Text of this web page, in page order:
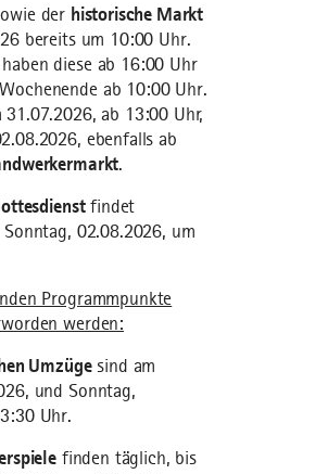
der historische Markt
bereits um 10:00 Uhr.
diese ab 16:00 Uhr
ab 10:00 Uhr.
ab 13:00 Uhr,
ebenfalls ab
.
findet
02.08.2026, um
Programmpunkte
werden:
Umzügesind am
und Sonntag,
Uhr.
finden täglich, bis